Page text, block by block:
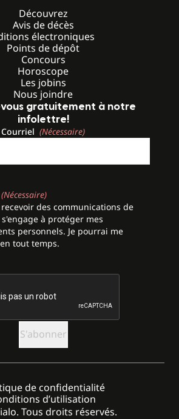
Découvrez
Avis de décès
électroniques
Points de dépôt
Concours
Horoscope
Les jobins
Nous joindre
gratuitement à notre
infolettre!
Courriel (Nécessaire)
(Nécessaire)
recevoir des communications de
à protéger mes
personnels. Je pourrai me
tout temps.
Tous droits réservés.
de confidentialité
d’utilisation